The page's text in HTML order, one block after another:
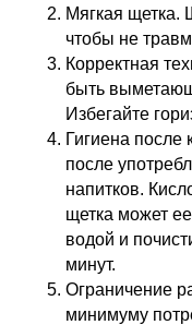
Мягкая щетка.
чтобы не
Корректная
быть
Избегайте
Гигиена после
после
напитков.
щетка может
водой и
минут.
Ограничение
минимуму